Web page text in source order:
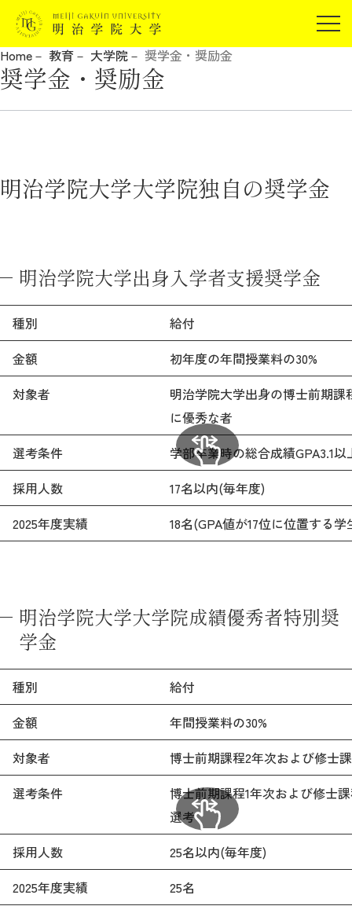
在学生の方
卒業生の方
報道関係の方
受験生の方
在学生の方
明治学院大学について
教育
研究
学生生活
留学・国際交流
キャリア
ボランティア
入試情報サイト
2026年9月入学者向け 新入生サイト
MGグッズ オンラインショップ
（外部サイト）
Home 教育 大学院 奨学金・奨励金
奨学金・奨励金
明治学院大学大学院独自の奨学金
明治学院大学出身入学者支援奨学金
種別
給付
金額
初年度の年間授業料の30%
対象者
明治学院大学出身の博士前期
に優秀な者
選考条件
学部卒業時の総合成績GPA3.1
採用人数
17名以内(毎年度)
2025年度実績
18名(GPA値が17位に位置する
明治学院大学大学院成績優秀者特別奨
学金
種別
給付
金額
年間授業料の30%
対象者
博士前期課程2年次および修士
選考条件
博士前期課程1年次および修士
選考
採用人数
25名以内(毎年度)
2025年度実績
25名